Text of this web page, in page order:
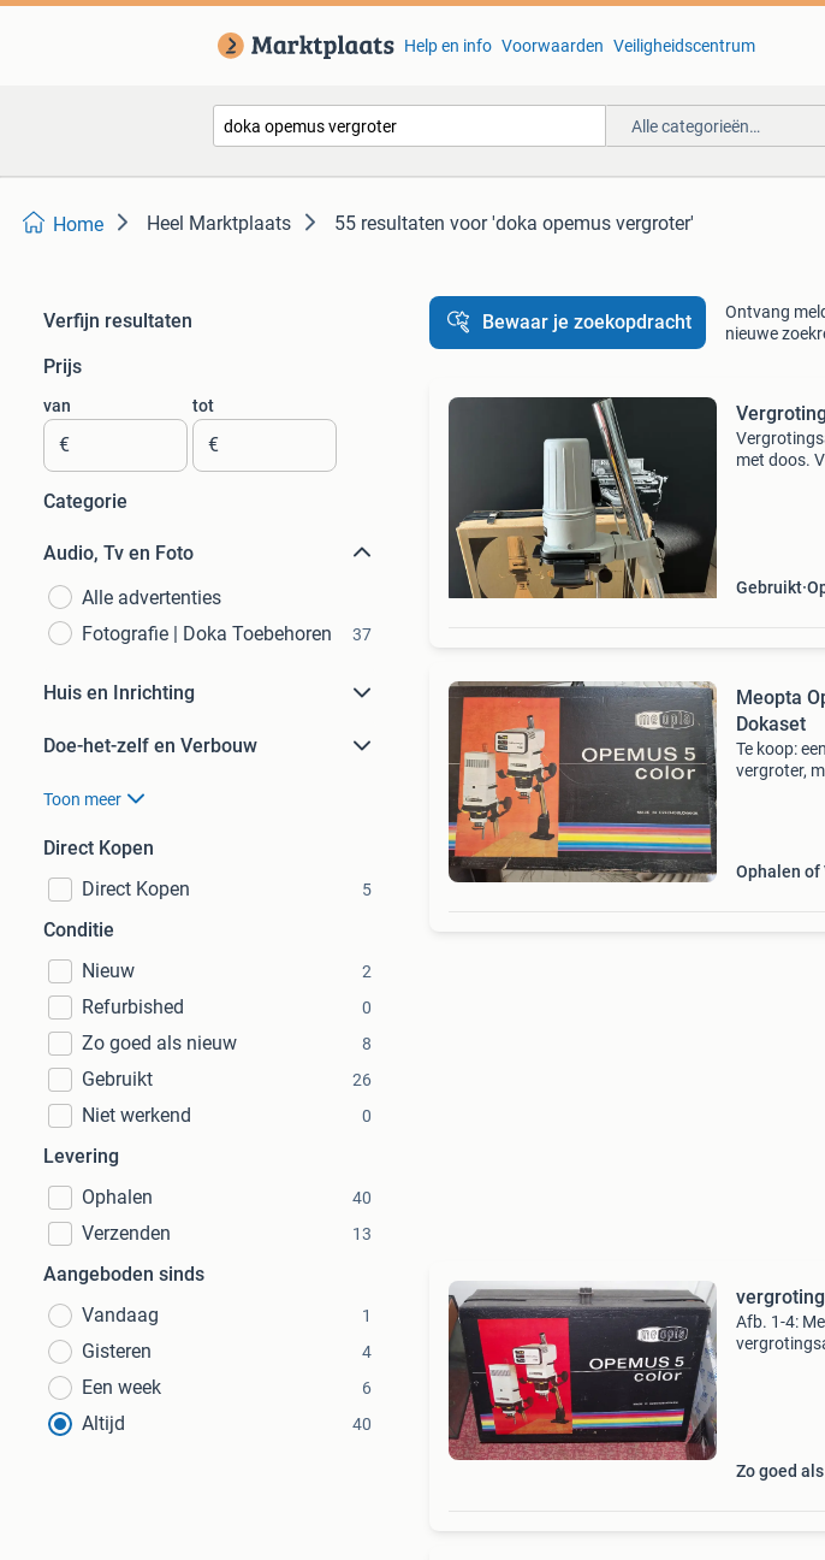
Help en info Voorwaarden Veiligheidscentrum
Alle categorieën…
Home Heel Marktplaats 55 resultaten voor 'doka opemus vergroter'
Verfijn resultaten
Prijs
van
€
tot
€
Categorie
Audio, Tv en Foto
Alle advertenties
Fotografie | Doka Toebehoren
37
Huis en Inrichting
Doe-het-zelf en Verbouw
Toon meer
Direct Kopen
Direct Kopen
5
Conditie
Nieuw
2
Refurbished 0
Zo goed als nieuw 8
Gebruikt 26
Niet werkend 0
Levering
Ophalen
40
Verzenden 13
Aangeboden sinds
Vandaag
1
Gisteren 4
Een week 6
Altijd 40
Bewaar je zoekopdracht
Ontvang
nieuwe
met doos.
Gebruikt
Meopta
Dokaset
Te koop:
vergroter,
Ophalen of
Afb. 1-4:
Zo goed